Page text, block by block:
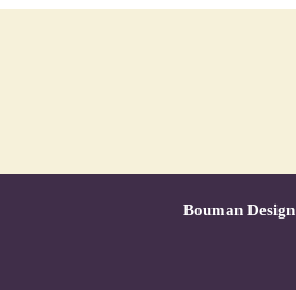
Bouman Design